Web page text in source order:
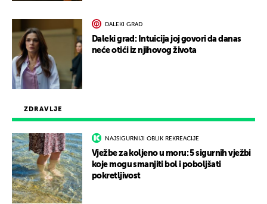
ZDRAVLJE
NAJSIGURNIJI OBLIK REKREACIJE
Vježbe za koljeno u moru: 5 sigurnih vježbi
koje mogu smanjiti bol i poboljšati
pokretljivost
DALEKI GRAD
Daleki grad: Intuicija joj govori da danas
neće otići iz njihovog života